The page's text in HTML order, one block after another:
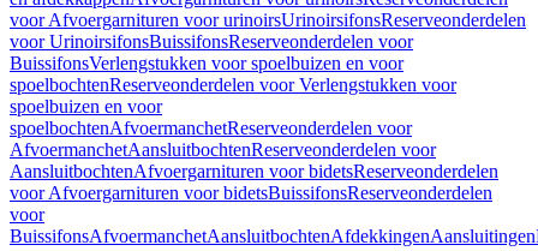
voor Afvoergarnituren voor urinoirsUrinoirsifonsReserveonderdelen
voor UrinoirsifonsBuissifonsReserveonderdelen voor
BuissifonsVerlengstukken voor spoelbuizen en voor
spoelbochtenReserveonderdelen voor Verlengstukken voor
spoelbuizen en voor
spoelbochtenAfvoermanchetReserveonderdelen voor
AfvoermanchetAansluitbochtenReserveonderdelen voor
AansluitbochtenAfvoergarnituren voor bidetsReserveonderdelen
voor Afvoergarnituren voor bidetsBuissifonsReserveonderdelen
voor
BuissifonsAfvoermanchetAansluitbochtenAfdekkingenAansluitingen